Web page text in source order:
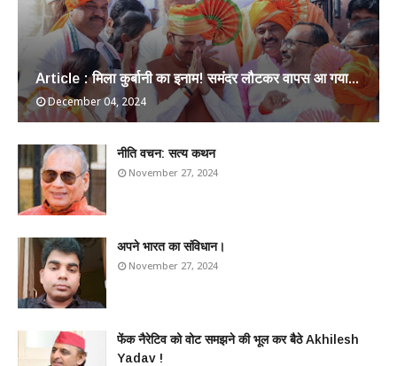
Article : मिला कुर्बानी का इनाम! समंदर लौटकर वापस आ गया...
December 04, 2024
​नीति वचन: सत्य कथन
November 27, 2024
अपने भारत का संविधान।
November 27, 2024
फेंक नैरेटिव को वोट समझने की भूल कर बैठे Akhilesh
Yadav !